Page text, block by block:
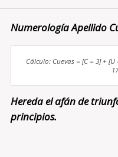
Numerología Apellido
Cálculo: Cuevas = [C = 3] + [U
Hereda el afán de
principios.